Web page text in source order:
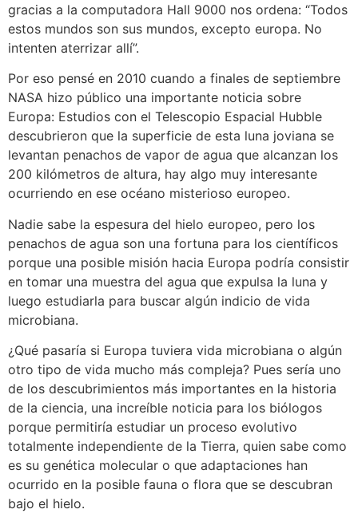
gracias a la computadora Hall 9000 nos ordena: “Todos
estos mundos son sus mundos, excepto europa. No
intenten aterrizar allí”.
Por eso pensé en 2010 cuando a finales de septiembre
NASA hizo público una importante noticia sobre
Europa: Estudios con el Telescopio Espacial Hubble
descubrieron que la superficie de esta luna joviana se
levantan penachos de vapor de agua que alcanzan los
200 kilómetros de altura, hay algo muy interesante
ocurriendo en ese océano misterioso europeo.
Nadie sabe la espesura del hielo europeo, pero los
penachos de agua son una fortuna para los científicos
porque una posible misión hacia Europa podría consistir
en tomar una muestra del agua que expulsa la luna y
luego estudiarla para buscar algún indicio de vida
microbiana.
¿Qué pasaría si Europa tuviera vida microbiana o algún
otro tipo de vida mucho más compleja? Pues sería uno
de los descubrimientos más importantes en la historia
de la ciencia, una increíble noticia para los biólogos
porque permitiría estudiar un proceso evolutivo
totalmente independiente de la Tierra, quien sabe como
es su genética molecular o que adaptaciones han
ocurrido en la posible fauna o flora que se descubran
bajo el hielo.